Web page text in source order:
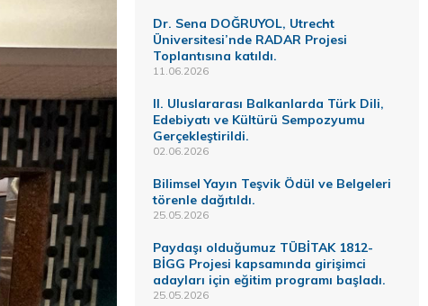
Dr. Sena DOĞRUYOL, Utrecht
Üniversitesi’nde RADAR Projesi
Toplantısına katıldı.
11.06.2026
II. Uluslararası Balkanlarda Türk Dili,
Edebiyatı ve Kültürü Sempozyumu
Gerçekleştirildi.
02.06.2026
Bilimsel Yayın Teşvik Ödül ve Belgeleri
törenle dağıtıldı.
25.05.2026
Paydaşı olduğumuz TÜBİTAK 1812-
BİGG Projesi kapsamında girişimci
adayları için eğitim programı başladı.
25.05.2026